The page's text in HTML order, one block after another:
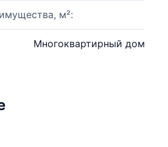
м²:
Многоквартирный дом